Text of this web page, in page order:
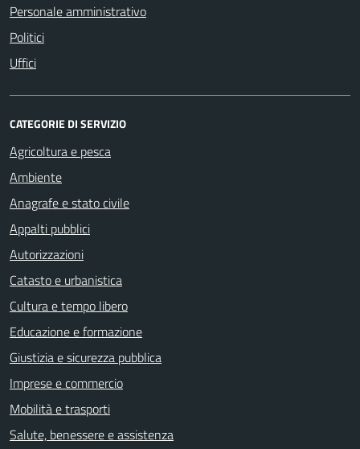
Personale amministrativo
Politici
Uffici
CATEGORIE DI SERVIZIO
Agricoltura e pesca
Ambiente
Anagrafe e stato civile
Appalti pubblici
Autorizzazioni
Catasto e urbanistica
Cultura e tempo libero
Educazione e formazione
Giustizia e sicurezza pubblica
Imprese e commercio
Mobilità e trasporti
Salute, benessere e assistenza